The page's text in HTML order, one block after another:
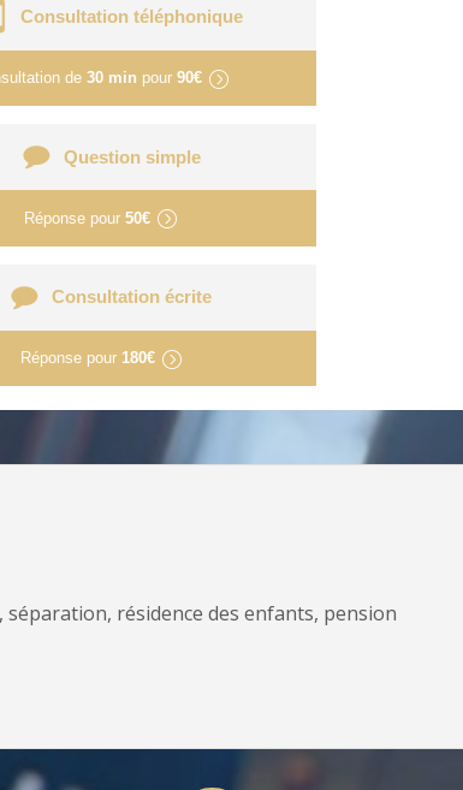
Consultation téléphonique
de 30 min pour 90€
Question simple
Réponse pour50€
Consultation écrite
Réponse pour 180€
résidence des enfants, pension